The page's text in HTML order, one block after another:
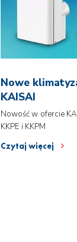
Nowe
KAISAI
Nowość w ofercie
KKPE i KKPM
Czytaj więcej